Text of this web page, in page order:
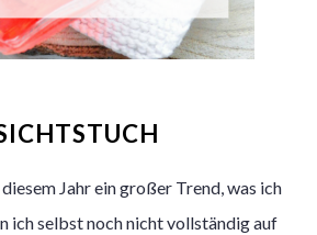
Jahr ein großer Trend, was ich
ich selbst noch nicht vollständig auf